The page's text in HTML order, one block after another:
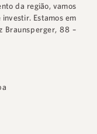
da região, vamos
Estamos em
Braunsperger, 88 –